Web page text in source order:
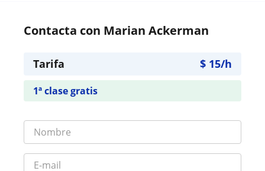
Contacta con Marian Ackerman
Tarifa $ 15/h
1ª clase gratis